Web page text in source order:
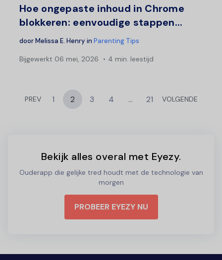
Hoe ongepaste inhoud in Chrome
blokkeren: eenvoudige stappen...
doorMelissa E. Henry in Parenting Tips
Bijgewerkt 06 mei, 2026 4 min. leestijd
PREV 1 2 3 4 … 21 VOLGENDE
Bekijk alles overal met Eyezy.
Ouderapp die gelijke tred houdt met de technologie van
morgen
PROBEER EYEZY NU